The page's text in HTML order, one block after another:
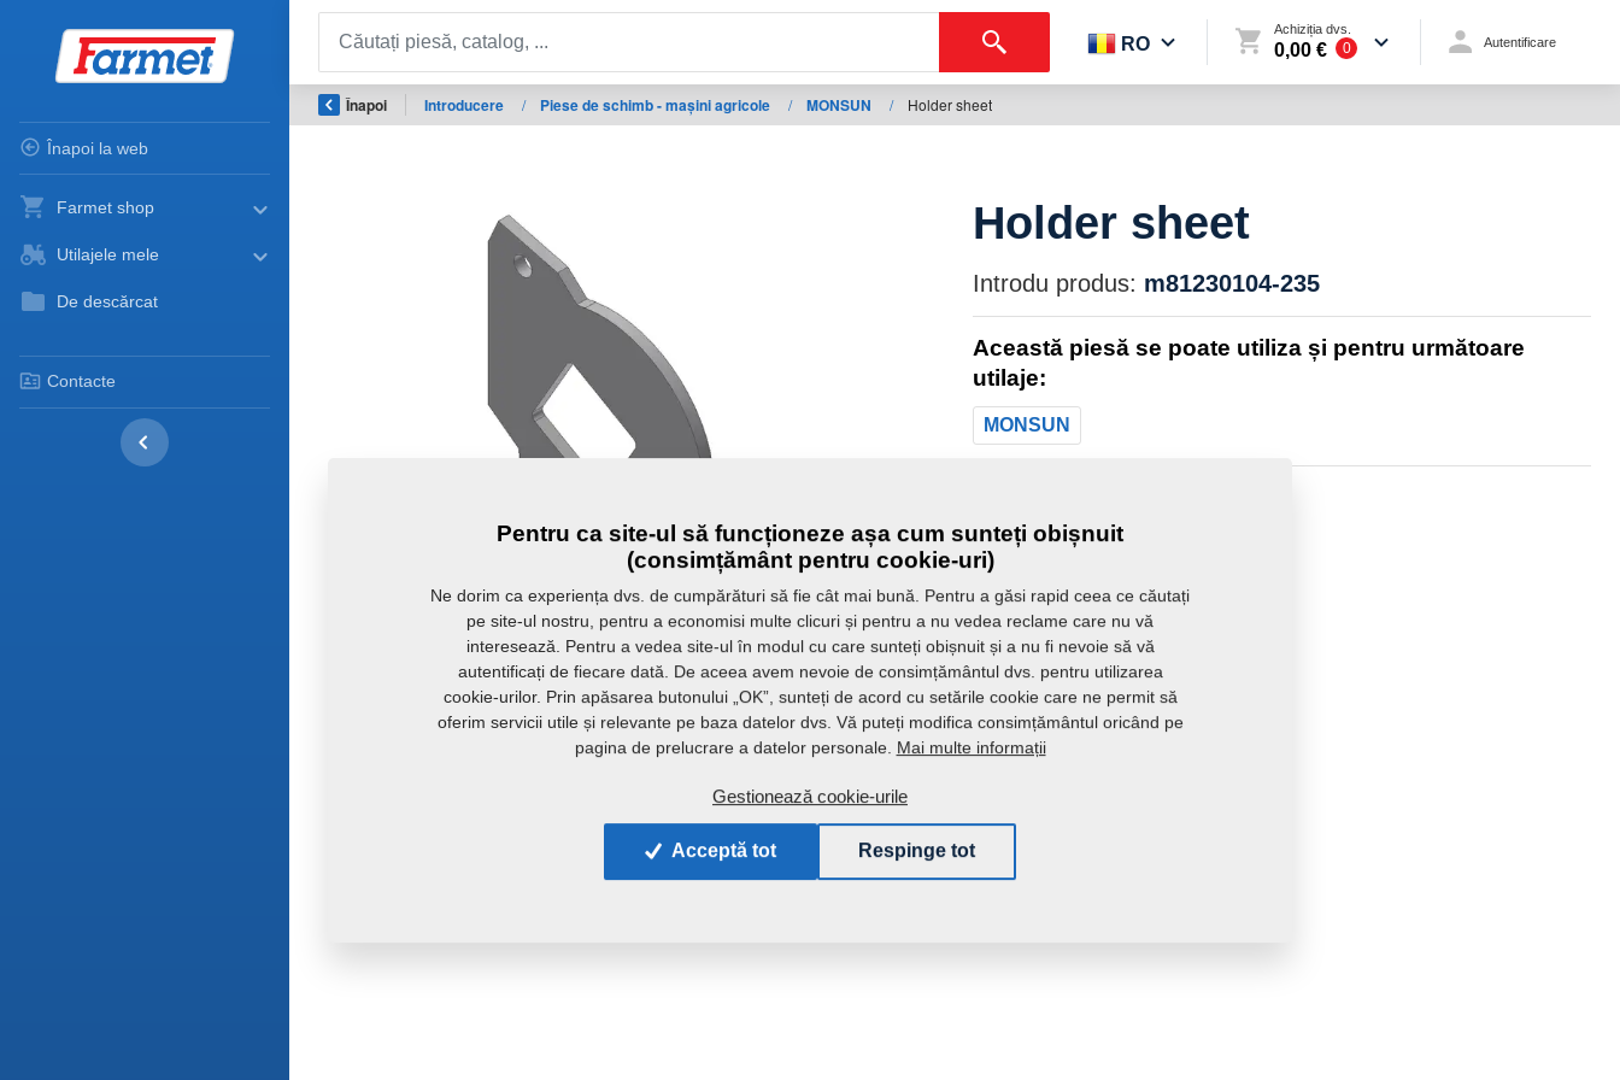
Înapoi la web
Farmet shop
Utilajele mele
De descărcat
Contacte
RO
Achiziția dvs.
0,00 € 0 Autentificare
Înapoi Introducere / Piese de schimb - mașini agricole / MONSUN / Holder sheet
Holder sheet
Introdu produs: m81230104-235
Această piesă se poate utiliza și pentru următoare
utilaje:
MONSUN
Pentru ca site-ul să funcționeze așa cum sunteți obișnuit
(consimțământ pentru cookie-uri)
Ne dorim ca experiența dvs. de cumpărături să fie cât mai bună. Pentru a găsi rapid ceea ce căutați
pe site-ul nostru, pentru a economisi multe clicuri și pentru a nu vedea reclame care nu vă
interesează. Pentru a vedea site-ul în modul cu care sunteți obișnuit și a nu fi nevoie să vă
autentificați de fiecare dată. De aceea avem nevoie de consimțământul dvs. pentru utilizarea
cookie-urilor. Prin apăsarea butonului „OK”, sunteți de acord cu setările cookie care ne permit să
oferim servicii utile și relevante pe baza datelor dvs. Vă puteți modifica consimțământul oricând pe
pagina de prelucrare a datelor personale. Mai multe informații
Gestionează cookie-urile
Acceptă tot Respinge tot